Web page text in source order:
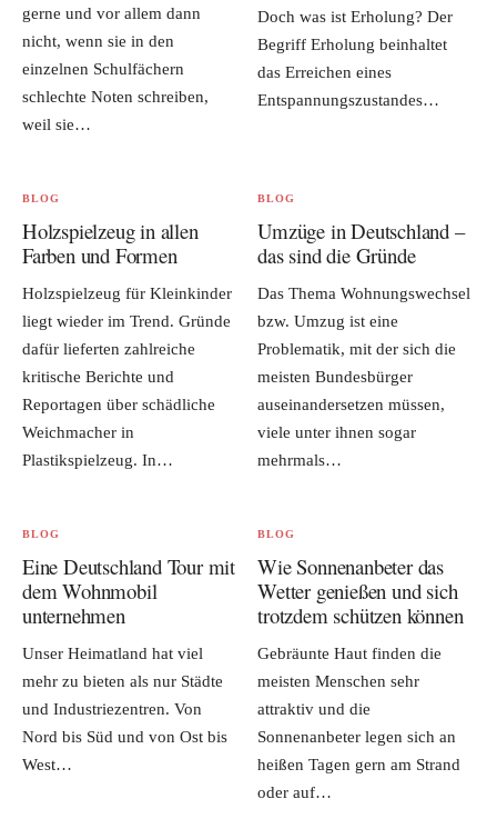
gerne und vor allem dann
nicht, wenn sie in den
einzelnen Schulfächern
schlechte Noten schreiben,
weil sie…
Doch was ist Erholung? Der
Begriff Erholung beinhaltet
das Erreichen eines
Entspannungszustandes…
BLOG
Holzspielzeug in allen
Farben und Formen
Holzspielzeug für Kleinkinder
liegt wieder im Trend. Gründe
dafür lieferten zahlreiche
kritische Berichte und
Reportagen über schädliche
Weichmacher in
Plastikspielzeug. In…
BLOG
Umzüge in Deutschland –
das sind die Gründe
Das Thema Wohnungswechsel
bzw. Umzug ist eine
Problematik, mit der sich die
meisten Bundesbürger
auseinandersetzen müssen,
viele unter ihnen sogar
mehrmals…
BLOG
Eine Deutschland Tour mit
dem Wohnmobil
unternehmen
Unser Heimatland hat viel
mehr zu bieten als nur Städte
und Industriezentren. Von
Nord bis Süd und von Ost bis
West…
BLOG
Wie Sonnenanbeter das
Wetter genießen und sich
trotzdem schützen können
Gebräunte Haut finden die
meisten Menschen sehr
attraktiv und die
Sonnenanbeter legen sich an
heißen Tagen gern am Strand
oder auf…